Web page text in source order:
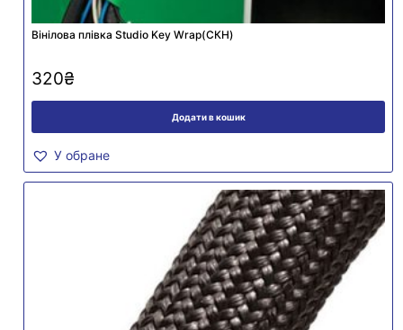
Вінілова плівка Studio Key Wrap(СКН)
320₴
Додати в кошик
У обране